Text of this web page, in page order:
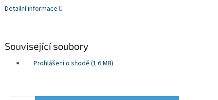
Detailní informace
Související soubory
Prohlášení o shodě (1.6 MB)